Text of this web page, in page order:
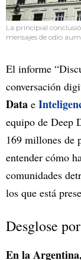
La principial
mensajes de odio
El informe
conversación
Data e
equipo de Deep
169 millones de
entender cómo
comunidades
los que está
Desglose
En la